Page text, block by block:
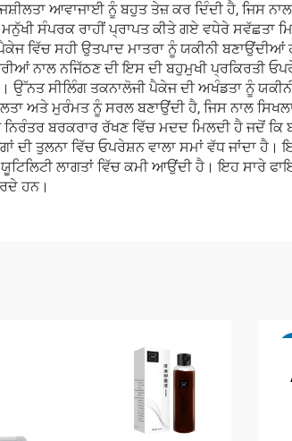
ਆਵਾਜਾਈ ਨੂੰ ਬਹੁਤ ਤੇਜ਼ ਕਰ ਦਿੰਦੀ ਹੈ, ਜਿਸ
ਸੰਪਰਕ ਰਾਹੀਂ ਪ੍ਰਾਪਤ ਕੀਤੇ ਗਏ ਵਧੇਰੇ
ਵਿੱਚ ਸਹੀ ਉਤਪਾਦ ਮਾਤਰਾ ਨੂੰ ਯਕੀਨੀ
ਨਾਲ ਨਜਿੱਠਣ ਦੀ ਇਸ ਦੀ ਬਹੁਮੁਖੀ ਪ੍ਰਕਿਰਤੀ
ਸੀਲਿੰਗ ਤਕਨਾਲੋਜੀ ਪੈਕੇਜ ਦੀ ਅਖੰਡਤਾ ਨੂੰ
ਅਤੇ ਮੁਰੰਮਤ ਨੂੰ ਸਰਲ ਬਣਾਉਂਦੀ ਹੈ, ਜਿਸ ਨਾਲ
ਨਿਰੰਤਰ ਬਰਕਰਾਰ ਰੱਖਣ ਵਿੱਚ ਮਦਦ ਮਿਲਦੀ ਹੈ ਜਦੋਂ
ਦੀ ਤੁਲਨਾ ਵਿੱਚ ਓਪਰੇਸ਼ਨ ਵਾਲਾ ਸਮਾਂ ਵੱਧ ਜਾਂਦਾ
ਯੂਟਿਲਿਟੀ ਲਾਗਤਾਂ ਵਿੱਚ ਕਮੀ ਆਉਂਦੀ ਹੈ। ਇਹ ਸਾਰੇ
ਹਨ।